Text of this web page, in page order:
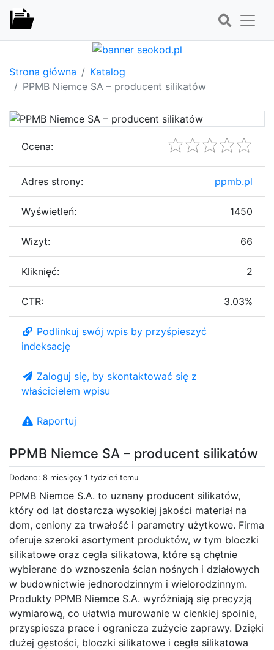
Strona główna
Katalog
PPMB Niemce SA – producent silikatów
PPMB Niemce SA – producent silikatów
Dodano: 8 miesięcy 1 tydzień temu
PPMB Niemce S.A. to uznany producent silikatów,
który od lat dostarcza wysokiej jakości materiał na
dom, ceniony za trwałość i parametry użytkowe. Firma
oferuje szeroki asortyment produktów, w tym bloczki
silikatowe oraz cegła silikatowa, które są chętnie
wybierane do wznoszenia ścian nośnych i działowych
w budownictwie jednorodzinnym i wielorodzinnym.
Produkty PPMB Niemce S.A. wyróżniają się precyzją
wymiarową, co ułatwia murowanie w cienkiej spoinie,
przyspiesza prace i ogranicza zużycie zaprawy. Dzięki
dużej gęstości, bloczki silikatowe i cegła silikatowa
Ocena:
Adres strony: ppmb.pl
Wyświetleń: 1450
Wizyt: 66
Kliknięć: 2
CTR: 3.03%
Podlinkuj swój wpis by przyśpieszyć
indeksację
Zaloguj się, by skontaktować się z
właścicielem wpisu
Raportuj